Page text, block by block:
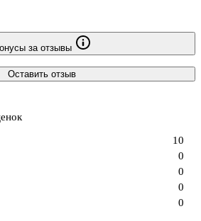
за отзывы
Оставить отзыв
0
0
0
0
10